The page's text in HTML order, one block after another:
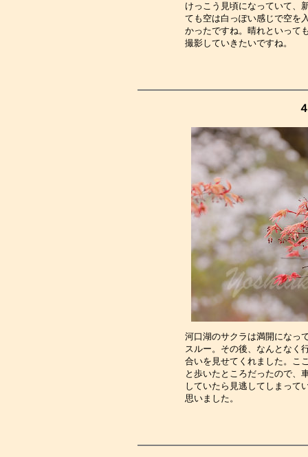
けっこう見頃になっていて、
ても空は白っぽい感じで空を
かったですね。晴れといって
撮影して
河口湖のサクラは満開になっ
スルー。その後、なんとなく
合いを見せてくれました。こ
と歩いたところだったので、
していたら見逃してしまって
思い